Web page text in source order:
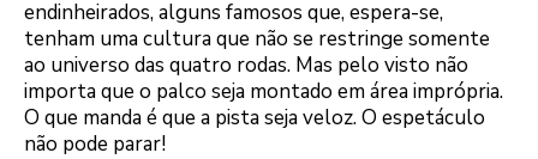
endinheirados, alguns famosos que, espera-se,
tenham uma cultura que não se restringe somente
ao universo das quatro rodas. Mas pelo visto não
importa que o palco seja montado em área imprópria.
O que manda é que a pista seja veloz. O espetáculo
não pode parar!